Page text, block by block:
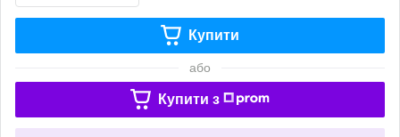
Купити
або
Купити з